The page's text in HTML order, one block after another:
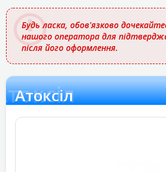
Будь ласка, обов'язково
нашого оператора для
після його оформлення.
Атоксіл